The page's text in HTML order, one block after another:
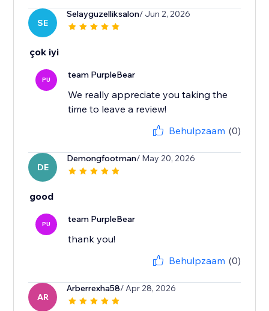
SE
Selayguzelliksalon/ Jun 2, 2026
çok iyi
PU team PurpleBear
We really appreciate you taking the
time to leave a review!
Behulpzaam (0)
DE
Demongfootman/ May 20, 2026
good
PU team PurpleBear
thank you!
Behulpzaam (0)
AR
Arberrexha58/ Apr 28, 2026